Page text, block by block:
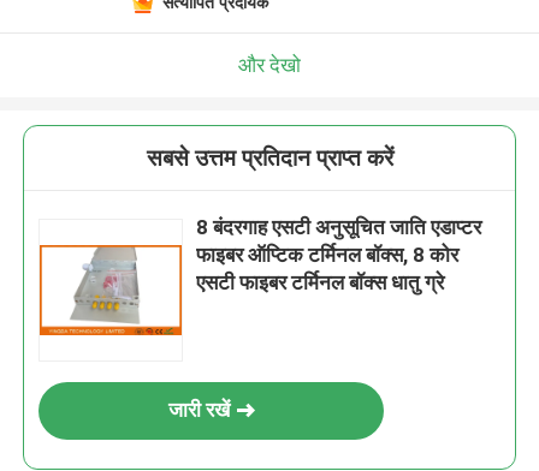
और देखो
सबसे उत्तम प्रतिदान प्राप्त करें
8 बंदरगाह एसटी अनुसूचित जाति एडाप्टर
फाइबर ऑप्टिक टर्मिनल बॉक्स, 8 कोर
एसटी फाइबर टर्मिनल बॉक्स धातु ग्रे
जारी रखें